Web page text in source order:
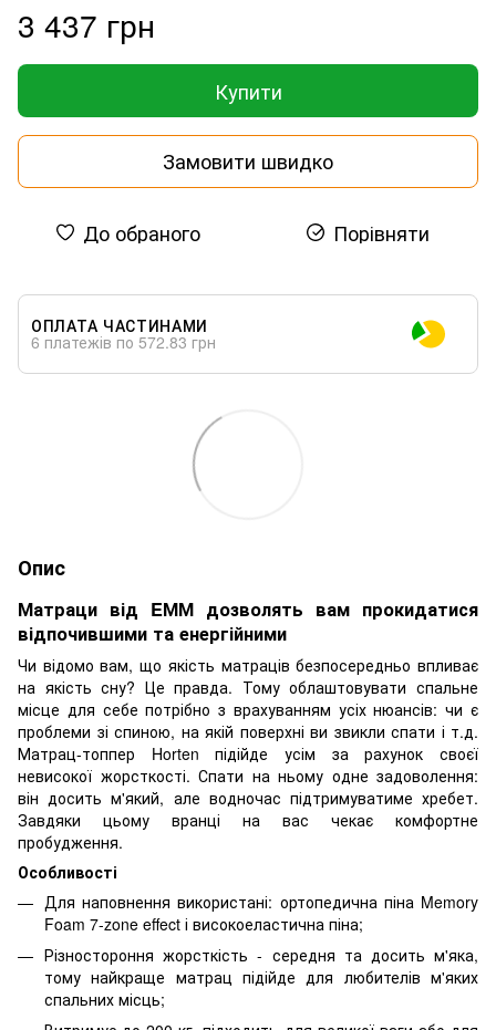
3 437 грн
Купити
Замовити швидко
До обраного Порівняти
ОПЛАТА ЧАСТИНАМИ
6 платежів по 572.83 грн
Опис
Матраци від EММ дозволять вам прокидатися
відпочившими та енергійними
Чи відомо вам, що якість матраців безпосередньо впливає
на якість сну? Це правда. Тому облаштовувати спальне
місце для себе потрібно з врахуванням усіх нюансів: чи є
проблеми зі спиною, на якій поверхні ви звикли спати і т.д.
Матрац-топпер Horten підійде усім за рахунок своєї
невисокої жорсткості. Спати на ньому одне задоволення:
він досить м'який, але водночас підтримуватиме хребет.
Завдяки цьому вранці на вас чекає комфортне
пробудження.
Особливості
Для наповнення використані: ортопедична піна Memory
Foam 7-zone effect і високоеластична піна;
Різностороння жорсткість - середня та досить м'яка,
тому найкраще матрац підійде для любителів м'яких
спальних місць;